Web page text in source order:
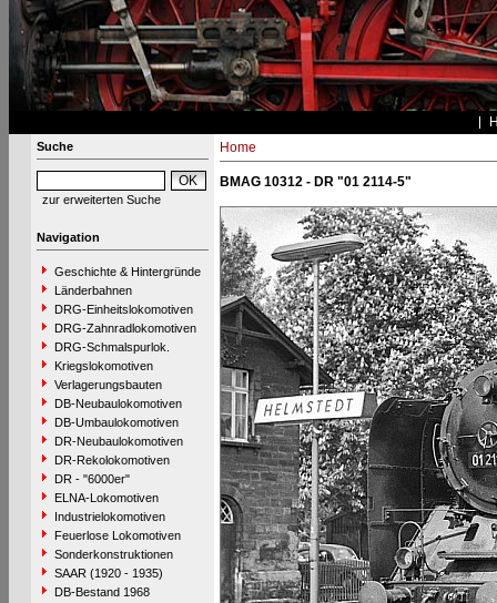
Suche
zur erweiterten Suche
Navigation
Geschichte & Hintergründe
Länderbahnen
DRG-Einheitslokomotiven
DRG-Zahnradlokomotiven
DRG-Schmalspurlok.
Kriegslokomotiven
Verlagerungsbauten
DB-Neubaulokomotiven
DB-Umbaulokomotiven
DR-Neubaulokomotiven
DR-Rekolokomotiven
DR - "6000er"
ELNA-Lokomotiven
Industrielokomotiven
Feuerlose Lokomotiven
Sonderkonstruktionen
SAAR (1920 - 1935)
DB-Bestand 1968
Home
BMAG 10312 - DR "01 2114-5"